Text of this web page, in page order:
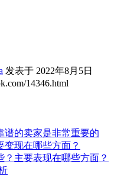
发表于 2022年8月5日
14346.html
谱的卖家是非常重要的
变现在哪些方面？
主要表现在哪些方面？